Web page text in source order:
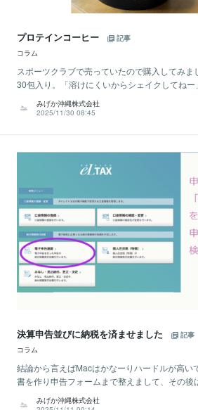
プロテインコーヒー
記事
コラム
スポーツクラブで売っていたので購入してみ
30包入り。「溶けにくいからシェイクしてねー
みげか沖縄株式会社
2025/11/30 08:45
決算申告並びに納税を済ませました
記事
コラム
結論から言えばMacはかなーりハードルが高い
書を作り申告フォームまで整えまして、その後
みげか沖縄株式会社